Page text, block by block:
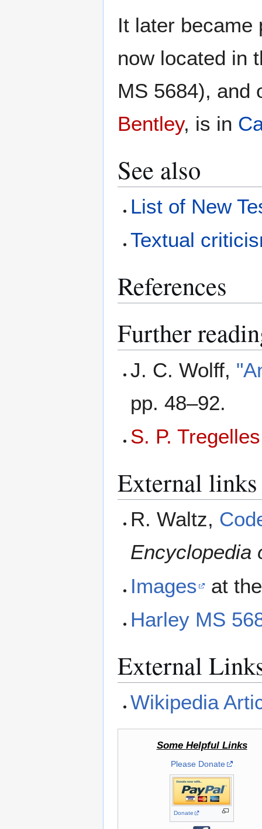
It later
now located in
MS 5684), and
Bentley, is in
See also
List of New
Textual
References
Further
J. C. Wolff,
pp. 48–92.
S. P. Tregelles
External links
R. Waltz,
Encyclopedia
Images
at
Harley MS
External
Wikipedia
Some Helpful Links
Please Donate
Donate